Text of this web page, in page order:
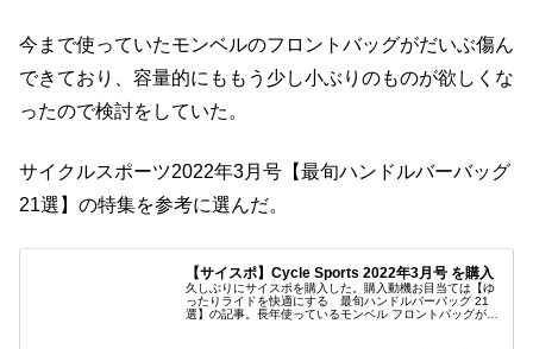
今まで使っていたモンベルのフロントバッグがだいぶ傷ん
できており、容量的にももう少し小ぶりのものが欲しくな
ったので検討をしていた。
サイクルスポーツ2022年3月号【最旬ハンドルバーバッグ
21選】の特集を参考に選んだ。
【サイスポ】Cycle Sports 2022年3月号 を購入
久しぶりにサイスポを購入した。購入動機お目当ては【ゆ
ったりライドを快適にする 最旬ハンドルバーバッグ 21
選】の記事。長年使っているモンベル フロントバッグがく